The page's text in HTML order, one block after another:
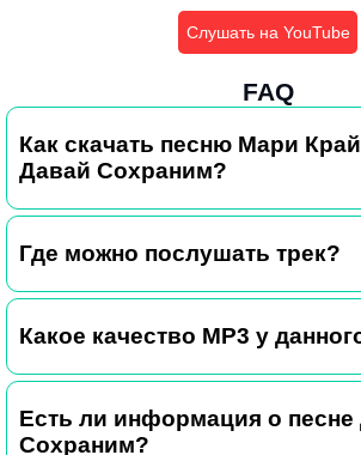
Слушать на YouTube
FAQ
Как скачать песню Мари
Давай Сохраним?
Где можно послушать трек?
Какое качество MP3 у
Есть ли информация о песне
Сохраним?